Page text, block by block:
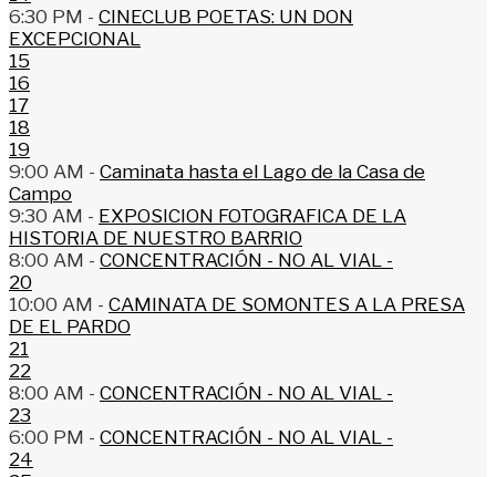
6:30 PM - CINECLUB POETAS: UN DON
EXCEPCIONAL
15
16
17
18
19
9:00 AM - Caminata hasta el Lago de la Casa de
Campo
9:30 AM - EXPOSICION FOTOGRAFICA DE LA
HISTORIA DE NUESTRO BARRIO
8:00 AM - CONCENTRACIÓN - NO AL VIAL -
20
10:00 AM - CAMINATA DE SOMONTES A LA PRESA
DE EL PARDO
21
22
8:00 AM - CONCENTRACIÓN - NO AL VIAL -
23
6:00 PM - CONCENTRACIÓN - NO AL VIAL -
24